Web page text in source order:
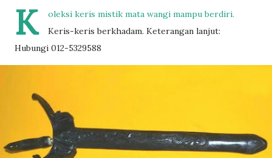
K
oleksi keris mistik mata wangi mampu berdiri.
Keris-keris berkhadam. Keterangan lanjut:
Hubungi 012-5329588